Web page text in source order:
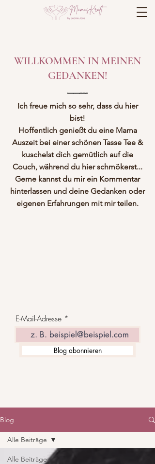
WILLKOMMEN IN MEINEN
GEDANKEN!
Ich freue mich so sehr, dass du hier
bist!
Hoffentlich genießt du eine Mama
Auszeit bei einer schönen Tasse Tee &
kuschelst dich gemütlich auf die
Couch, während du hier schmökerst...
Gerne kannst du mir ein Kommentar
hinterlassen und deine Gedanken oder
eigenen Erfahrungen mit mir teilen.
E-Mail-Adresse
Blog abonnieren
Blog
Alle Beiträge
Alle Beiträge